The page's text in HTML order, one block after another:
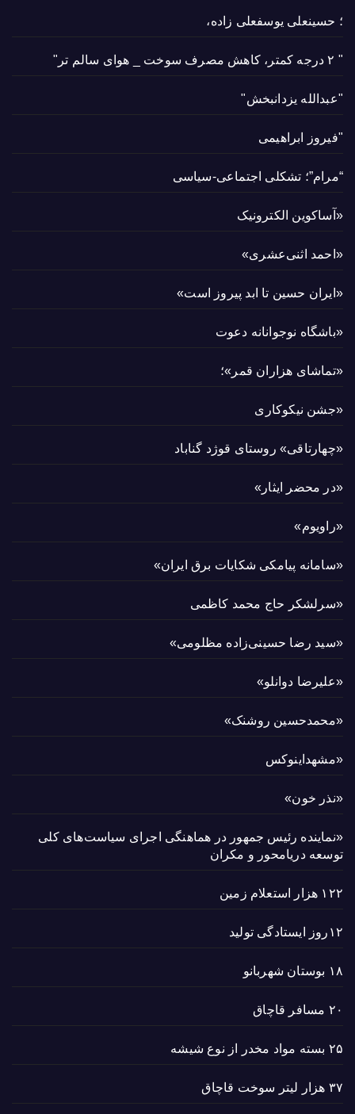
؛ حسینعلی یوسفعلی زاده،
" ۲ درجه کمتر، کاهش مصرف سوخت _ هوای سالم تر"
"عبدالله یزدانبخش"
"فیروز ابراهیمی
“مرام”؛ تشکلی اجتماعی-سیاسی
«آساکوین الکترونیک
«احمد اثنی‌عشری»
«ایران حسین تا ابد پیروز است»
«باشگاه نوجوانانه دعوت
«تماشای هزاران قمر»؛
«جشن نیکوکاری
«چهارتاقی» روستای قوژد گناباد
«در محضر ایثار»
«راویوم»
«سامانه پیامکی شکایات برق ایران»
«سرلشکر حاج محمد کاظمی
«سید رضا حسینی‌زاده مظلومی»
«علیرضا دوانلو»
«محمدحسین روشنک»
«مشهداینوکس
«نذر خون»
«نماینده رئیس جمهور در هماهنگی اجرای سیاست‌های کلی
توسعه دریامحور و مکران
۱۲۲ هزار استعلام زمین
۱۲روز ایستادگی تولید
۱۸ بوستان شهربانو
۲۰ مسافر قاچاق
۲۵ بسته مواد مخدر از نوع شیشه
۳۷ هزار لیتر سوخت قاچاق